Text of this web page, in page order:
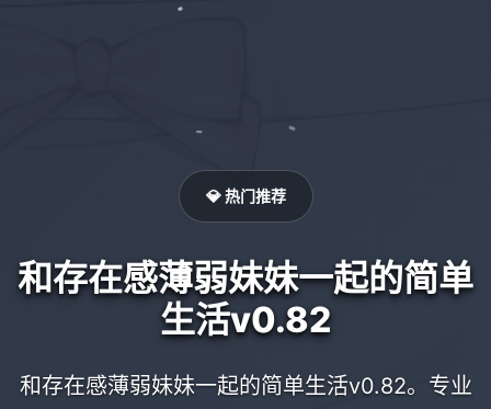
💎 热门推荐
和存在感薄弱妹妹一起的简单
生活v0.82
和存在感薄弱妹妹一起的简单生活v0.82。专业